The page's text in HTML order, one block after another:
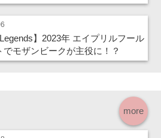
Legends】2023年 エイプリルフール
でモザンビークが主役に！？
more